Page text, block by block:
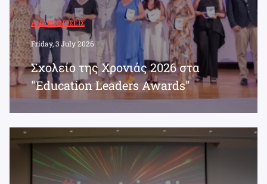
ΑΝΑΚΟΙΝΏΣΕΙΣ
Friday, 3 July 2026
Σχολείο της Χρονιάς 2026 στα
"Education Leaders Awards"